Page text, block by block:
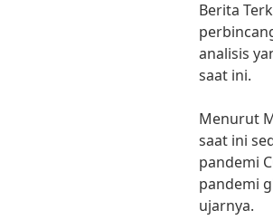
Berita
analisis
saat ini.
Menurut
saat ini
pandemi
pandemi
ujarnya.